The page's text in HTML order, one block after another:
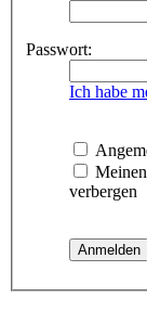
Passwort:
Ich habe
verbergen